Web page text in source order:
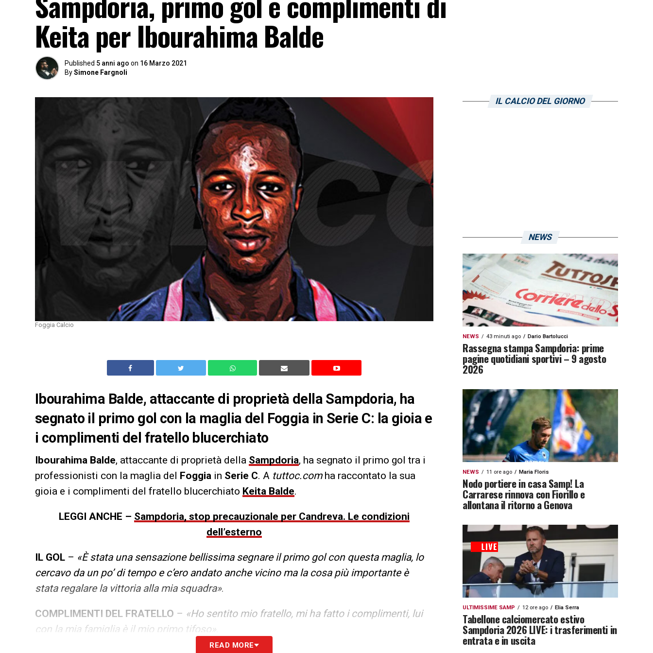
Keita per Ibourahima Balde
Published 5 anni ago on 16 Marzo 2021
BySimone Fargnoli
Foggia Calcio
Ibourahima Balde, attaccante di proprietà della Sampdoria, ha
segnato il primo gol con la maglia del Foggia in Serie C: la gioia e
i complimenti del fratello blucerchiato
Ibourahima Balde, attaccante di proprietà della Sampdoria, ha segnato il primo gol tra i
professionisti con la maglia del Foggia in Serie C. A tuttoc.comha raccontato la sua
gioia e i complimenti del fratello blucerchiato Keita Balde.
LEGGI ANCHE – Sampdoria, stop precauzionale per Candreva. Le condizioni
dell’esterno
IL GOL – «È stata una sensazione bellissima segnare il primo gol con questa maglia, lo
cercavo da un po’ di tempo e c’ero andato anche vicino ma la cosa più importante è
stata regalare la vittoria alla mia squadra».
COMPLIMENTI DEL FRATELLO – «Ho sentito mio fratello, mi ha fatto i complimenti, lui
con la mia famiglia è il mio primo tifoso»
READ MORE
IL CALCIO DEL GIORNO
NEWS
NEWS 43 minuti ago Dario Bartolucci
Rassegna stampa Sampdoria: prime
pagine quotidiani sportivi – 9 agosto
2026
NEWS 11 ore ago Maria Floris
Nodo portiere in casa Samp! La
Carrarese rinnova con Fiorillo e
allontana il ritorno a Genova
ULTIMISSIME SAMP 12 ore ago Elia Serra
Tabellone calciomercato estivo
Sampdoria 2026 LIVE: i trasferimenti in
entrata e in uscita